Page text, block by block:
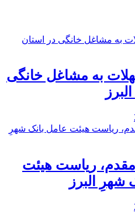
به مشاغل خانگی
ریاست هیئت
شهرِ البرز